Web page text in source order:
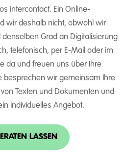
intercontact. Ein Online-
wir deshalb nicht, obwohl wir
Grad an Digitalisierung
telefonisch, per E-Mail oder im
da und freuen uns über Ihre
besprechen wir gemeinsam Ihre
Texten und Dokumenten und
individuelles Angebot.
LASSEN